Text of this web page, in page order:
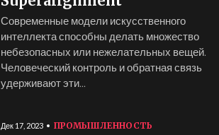
Современные модели искусственного
интеллекта способны делать множество
небезопасных или нежелательных вещей.
Человеческий контроль и обратная связь
удерживают эти...
Дек 17, 2023 ПРОМЫШЛЕННОСТЬ